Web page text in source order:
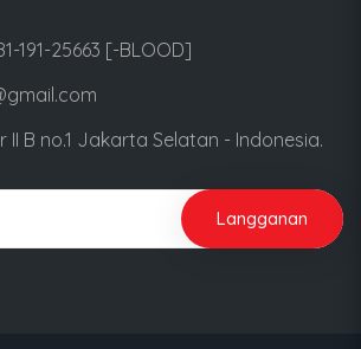
191-25663 [-BLOOD]
II B no.1 Jakarta Selatan - Indonesia.
Langganan